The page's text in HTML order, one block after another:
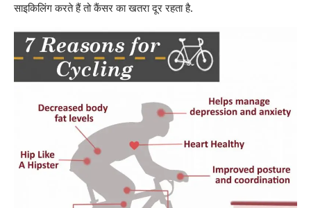
साइकिलिंग करते हैं तो कैंसर का खतरा दूर रहता है.